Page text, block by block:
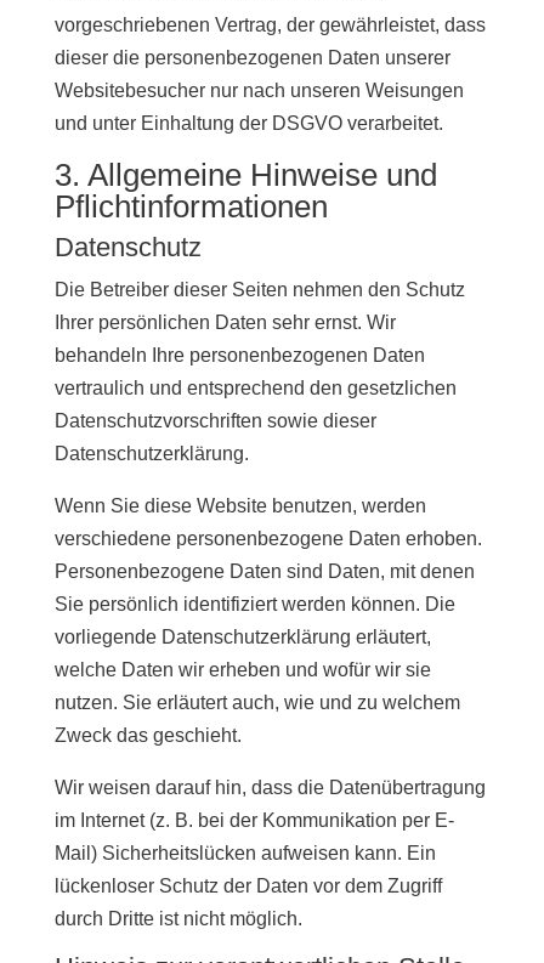
vorgeschriebenen Vertrag, der gewährleistet, dass
dieser die personenbezogenen Daten unserer
Websitebesucher nur nach unseren Weisungen
und unter Einhaltung der DSGVO verarbeitet.
3. Allgemeine Hinweise und
Pflicht­informationen
Datenschutz
Die Betreiber dieser Seiten nehmen den Schutz
Ihrer persönlichen Daten sehr ernst. Wir
behandeln Ihre personenbezogenen Daten
vertraulich und entsprechend den gesetzlichen
Datenschutzvorschriften sowie dieser
Datenschutzerklärung.
Wenn Sie diese Website benutzen, werden
verschiedene personenbezogene Daten erhoben.
Personenbezogene Daten sind Daten, mit denen
Sie persönlich identifiziert werden können. Die
vorliegende Datenschutzerklärung erläutert,
welche Daten wir erheben und wofür wir sie
nutzen. Sie erläutert auch, wie und zu welchem
Zweck das geschieht.
Wir weisen darauf hin, dass die Datenübertragung
im Internet (z. B. bei der Kommunikation per E-
Mail) Sicherheitslücken aufweisen kann. Ein
lückenloser Schutz der Daten vor dem Zugriff
durch Dritte ist nicht möglich.